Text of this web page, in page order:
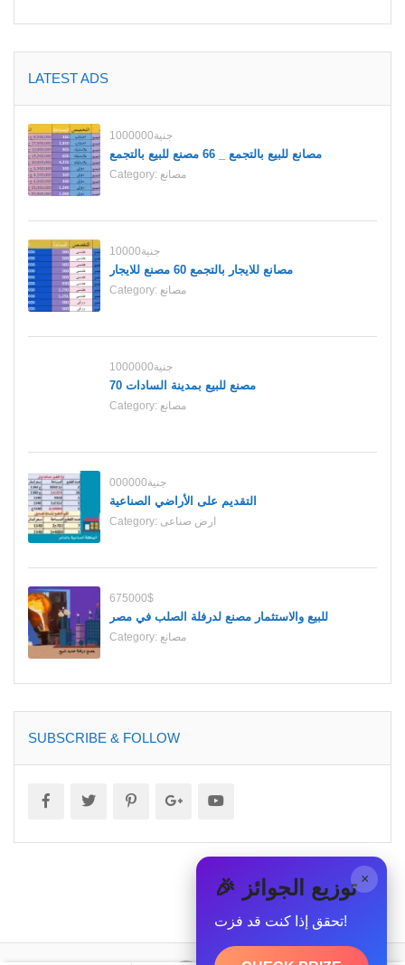
LATEST ADS
1000000جنية
مصانع للبيع بالتجمع _ 66 مصنع للبيع بالتجمع
Category: مصانع
10000جنية
مصانع للايجار بالتجمع 60 مصنع للايجار
Category: مصانع
1000000جنية
70 مصنع للبيع بمدينة السادات
Category: مصانع
000000جنية
التقديم على الأراضي الصناعية
Category: ارض صناعى
675000$
للبيع والاستثمار مصنع لدرفلة الصلب في مصر
Category: مصانع
SUBSCRIBE & FOLLOW
× 🎉 توزيع الجوائز
تحقق إذا كنت قد فزت!